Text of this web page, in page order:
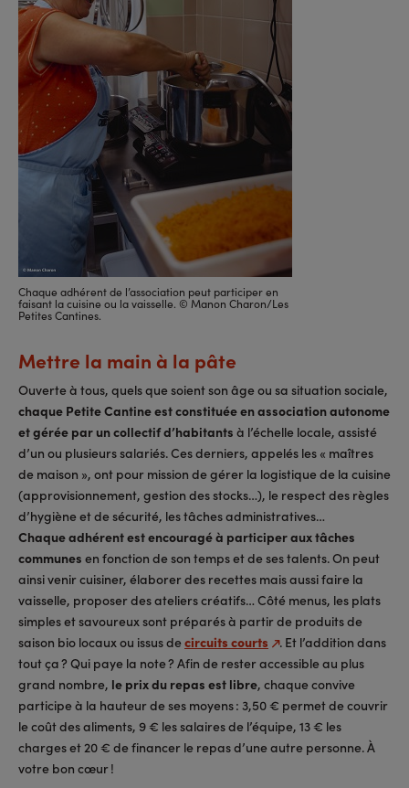
Chaque adhérent de l’association peut participer en
faisant la cuisine ou la vaisselle. © Manon Charon/Les
Petites Cantines.
Mettre la main à la pâte
Ouverte à tous, quels que soient son âge ou sa situation sociale,
chaque Petite Cantine est constituée en association autonome
et gérée par un collectif d’habitants à l’échelle locale, assisté
d’un ou plusieurs salariés. Ces derniers, appelés les « maîtres
de maison », ont pour mission de gérer la logistique de la cuisine
(approvisionnement, gestion des stocks…), le respect des règles
d’hygiène et de sécurité, les tâches administratives…
Chaque adhérent est encouragé à participer aux tâches
communes en fonction de son temps et de ses talents. On peut
ainsi venir cuisiner, élaborer des recettes mais aussi faire la
vaisselle, proposer des ateliers créatifs… Côté menus, les plats
simples et savoureux sont préparés à partir de produits de
saison bio locaux ou issus decircuits courts
. Et l’addition dans
tout ça ? Qui paye la note ? Afin de rester accessible au plus
grand nombre, le prix du repas est libre, chaque convive
participe à la hauteur de ses moyens : 3,50 € permet de couvrir
le coût des aliments, 9 € les salaires de l’équipe, 13 € les
charges et 20 € de financer le repas d’une autre personne. À
votre bon cœur !